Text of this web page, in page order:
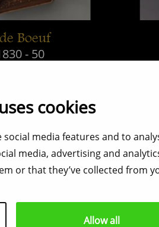
cookies
media features and to
media, advertising and
or that they’ve collected from
Allow all
Boeuf
- 50